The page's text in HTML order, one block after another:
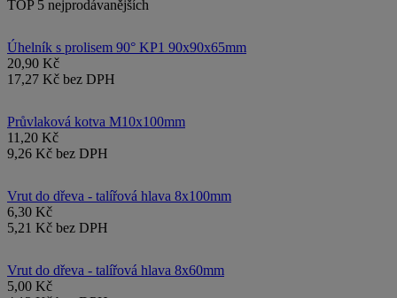
TOP 5 nejprodávanějších
Úhelník s prolisem 90° KP1 90x90x65mm
20,90 Kč
17,27 Kč bez DPH
Průvlaková kotva M10x100mm
11,20 Kč
9,26 Kč bez DPH
Vrut do dřeva - talířová hlava 8x100mm
6,30 Kč
5,21 Kč bez DPH
Vrut do dřeva - talířová hlava 8x60mm
5,00 Kč